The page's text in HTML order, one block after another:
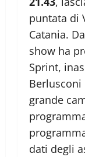
puntata di
Catania.
show ha
Sprint,
Berlusconi
grande
dati degli